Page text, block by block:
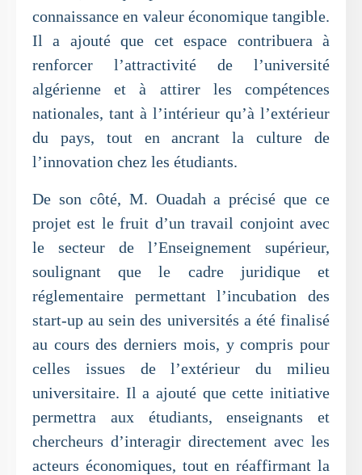
connaissance en valeur économique tangible.
Il a ajouté que cet espace contribuera à
renforcer l’attractivité de l’université
algérienne et à attirer les compétences
nationales, tant à l’intérieur qu’à l’extérieur
du pays, tout en ancrant la culture de
l’innovation chez les étudiants.
De son côté, M. Ouadah a précisé que ce
projet est le fruit d’un travail conjoint avec
le secteur de l’Enseignement supérieur,
soulignant que le cadre juridique et
réglementaire permettant l’incubation des
start-up au sein des universités a été finalisé
au cours des derniers mois, y compris pour
celles issues de l’extérieur du milieu
universitaire. Il a ajouté que cette initiative
permettra aux étudiants, enseignants et
chercheurs d’interagir directement avec les
acteurs économiques, tout en réaffirmant la